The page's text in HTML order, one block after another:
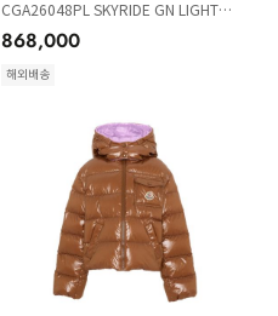
CGA26048PL SKYRIDE GN LIGHT
BLUE
868,000
해외배송